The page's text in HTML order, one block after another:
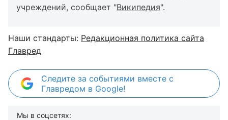
учреждений, сообщает "Википедия".
Наши стандарты: Редакционная политика сайта
Главред
Следите за событиями вместе с
Главредом в Google!
Мы в соцсетях: